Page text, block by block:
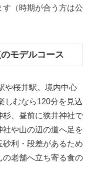
す（時期が合う方は公
モデルコース
や桜井駅。境内中心
しむなら120分を見込
、昼前に狭井神社で
や山の辺の道へ足を
利・段差があるため
の老舗へ立ち寄る食の